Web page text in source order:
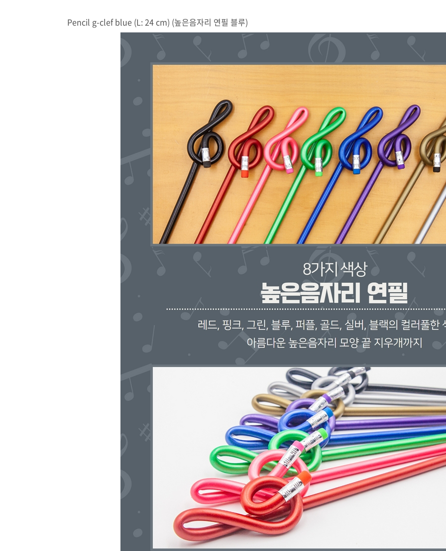
Pencil g-clef blue (L: 24 cm) (높은음자리 연필 블루)